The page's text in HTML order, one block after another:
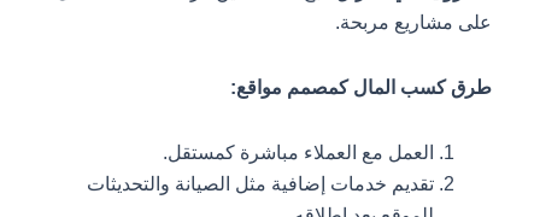
على مشاريع مربحة.
طرق كسب المال كمصمم مواقع:
العمل مع العملاء مباشرة كمستقل.
تقديم خدمات إضافية مثل الصيانة والتحديثات